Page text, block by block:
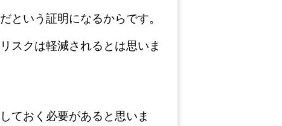
という証明になるからです。
スクは軽減されるとは思いま
ておく必要があると思いま